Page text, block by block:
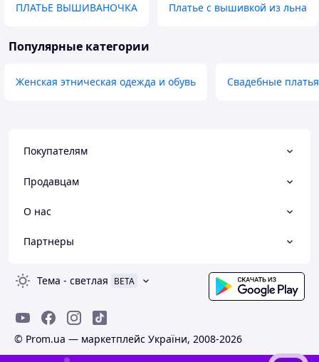
ПЛАТЬЕ ВЫШИВАНОЧКА Платье с вышивкой из льна
Популярные категории
Женская этническая одежда и обувь Свадебные платья
Покупателям
Продавцам
О нас
Партнеры
Тема - светлая BETA
© Prom.ua — маркетплейс України, 2008-2026